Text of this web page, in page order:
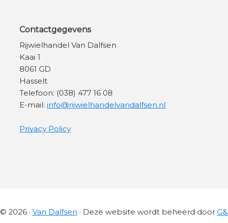
Contactgegevens
Rijwielhandel Van Dalfsen
Kaai 1
8061 GD
Hasselt
Telefoon: (038) 477 16 08
E-mail: info@rijwielhandelvandalfsen.nl
Privacy Policy
© 2026 · Van Dalfsen · Deze website wordt beheerd door